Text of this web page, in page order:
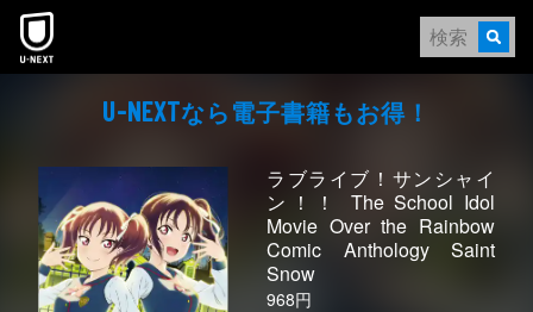
本文へスキップ
U-NEXTなら電⼦書籍もお得！
ラブライブ！サンシャイ
ン！！ The School Idol
Movie Over the Rainbow
Comic Anthology Saint
Snow
968円